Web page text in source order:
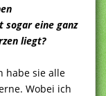
sogar eine ganz
liegt?
habe sie alle
Wobei ich